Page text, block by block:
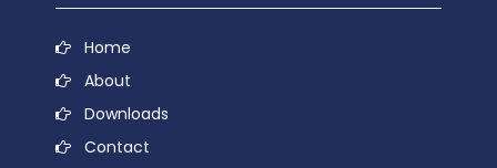
Home
About
Downloads
Contact